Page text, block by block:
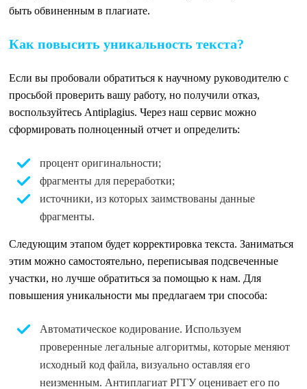
быть обвиненным в плагиате.
Как повысить уникальность текста?
Если вы пробовали обратиться к научному руководителю с
просьбой проверить вашу работу, но получили отказ,
воспользуйтесь Antiplagius. Через наш сервис можно
сформировать полноценный отчет и определить:
процент оригинальности;
фрагменты для переработки;
источники, из которых заимствованы данные
фрагменты.
Следующим этапом будет корректировка текста. Заниматься
этим можно самостоятельно, переписывая подсвеченные
участки, но лучше обратиться за помощью к нам. Для
повышения уникальности мы предлагаем три способа:
Автоматическое кодирование. Используем
проверенные легальные алгоритмы, которые меняют
исходный код файла, визуально оставляя его
неизменным. Антиплагиат РГГУ оценивает его по